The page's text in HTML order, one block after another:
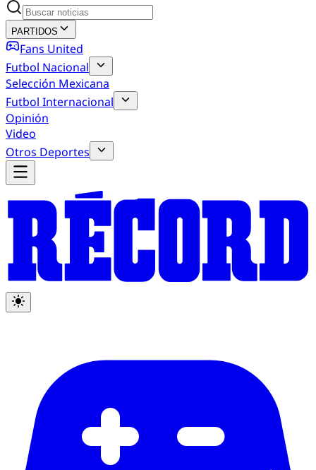
PARTIDOS
Fans United
Futbol Nacional
Selección Mexicana
Futbol Internacional
Opinión
Video
Otros Deportes